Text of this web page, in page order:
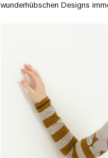
wunderhübschen Designs